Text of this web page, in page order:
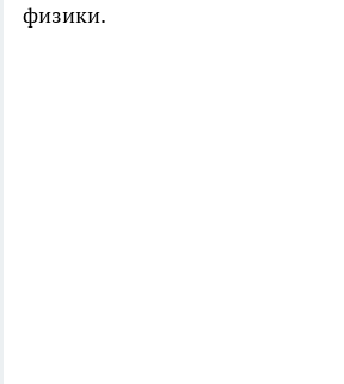
физики.